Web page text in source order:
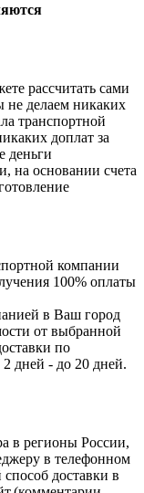
рассчитать сами
делаем никаких
транспортной
доплат за
деньги
на основании счета
компании
100% оплаты
в Ваш город
от выбранной
по
2 дней - до 20 дней.
в регионы России,
в телефонном
доставки в